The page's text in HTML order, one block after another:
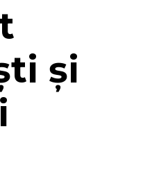
și